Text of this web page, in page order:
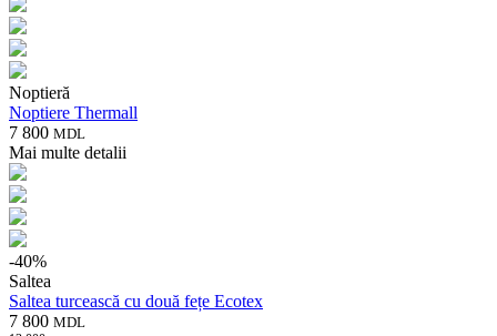
Noptieră
Noptiere Thermall
7 800 MDL
Mai multe detalii
-40%
Saltea
Saltea turcească cu două fețe Ecotex
7 800 MDL